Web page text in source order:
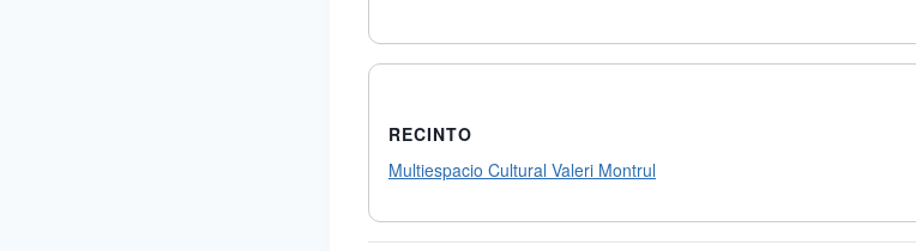
RECINTO
Multiespacio Cultural Valeri Montrul